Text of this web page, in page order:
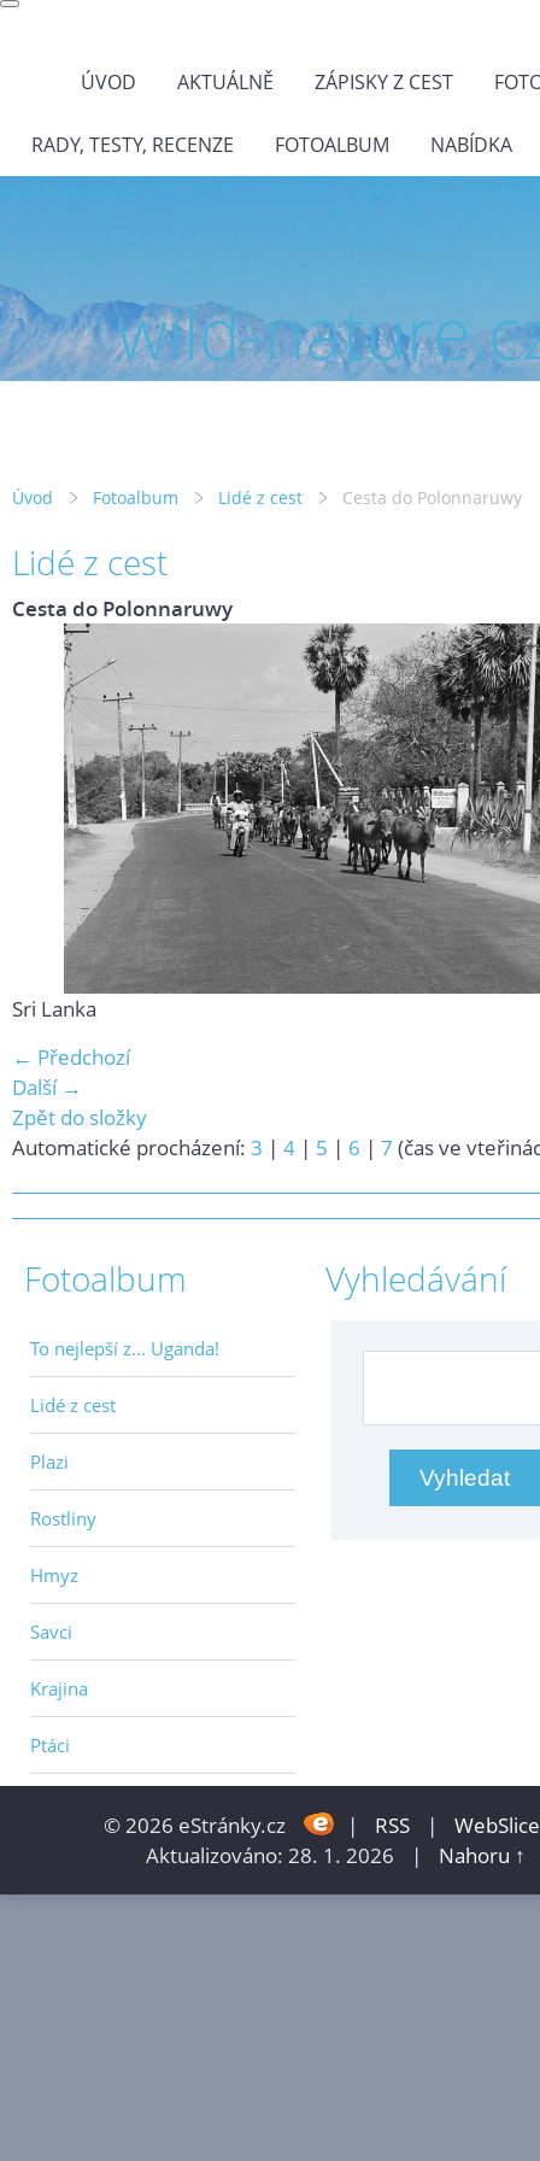
ÚVOD AKTUÁLNĚ ZÁPISKY Z CEST
RADY, TESTY, RECENZE FOTOALBUM NABÍDKA
wild-
Úvod Fotoalbum Lidé z cest Cesta do Polonnaruwy
Lidé z cest
Cesta do Polonnaruwy
Sri Lanka
← Předchozí
Další →
Zpět do složky
Automatické procházení: 3 | 4 | 5 | 6 | 7 (čas ve
Fotoalbum
To nejlepší z... Uganda!
Lidé z cest
Plazi
Rostliny
Hmyz
Savci
Krajina
Ptáci
Vyhledávání
© 2026 eStránky.cz | RSS |
WebSlice
Aktualizováno: 28. 1. 2026
| Nahoru ↑